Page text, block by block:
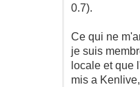
0.7).
Ce qui ne
je suis
locale et que
mis a